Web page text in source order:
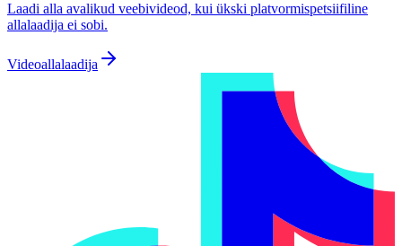
Laadi alla avalikud veebivideod, kui ükski platvormispetsiifiline
allalaadija ei sobi.
Videoallalaadija